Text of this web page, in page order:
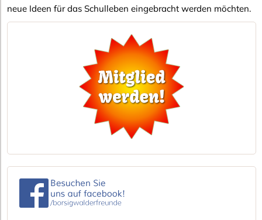
neue Ideen für das Schulleben eingebracht werden möchten.